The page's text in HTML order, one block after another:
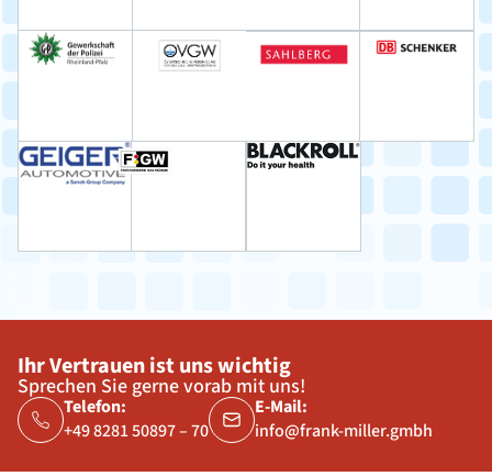
Ihr Vertrauen ist uns wichtig
Sprechen Sie gerne vorab mit uns!
Telefon:
+49 8281 50897 – 70
E-Mail:
info@frank-miller.gmbh